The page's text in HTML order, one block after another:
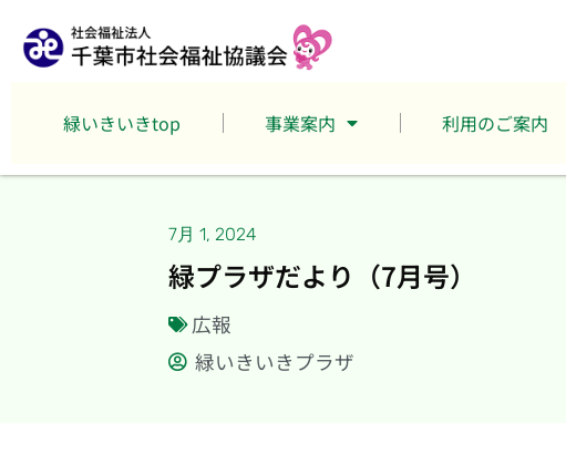
緑いきいきtop 事業案内 利用のご案内
7月 1, 2024
緑プラザだより（7月号）
広報
緑いきいきプラザ